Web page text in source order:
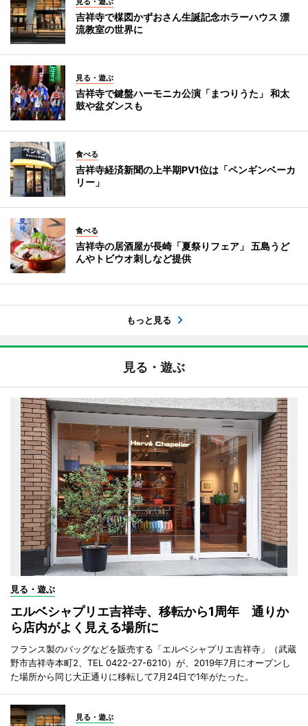
吉祥寺で楳図かずおさん生誕記念ホラーハウス 漂
流教室の世界に
見る・遊ぶ
吉祥寺で鍵盤ハーモニカ公演「まつりうた」 和太
鼓や盆ダンスも
食べる
吉祥寺経済新聞の上半期PV1位は「ペンギンベーカ
リー」
食べる
吉祥寺の居酒屋が長崎「夏祭りフェア」 五島うど
んやトビウオ刺しなど提供
もっと見る
見る・遊ぶ
見る・遊ぶ
エルベシャプリエ吉祥寺、移転から1周年 通りか
ら店内がよく見える場所に
フランス製のバッグなどを販売する「エルベシャプリエ吉祥寺」（武蔵
野市吉祥寺本町2、TEL 0422-27-6210）が、2019年7月にオープンし
た場所から同じ大正通りに移転して7月24日で1年がたった。
見る・遊ぶ